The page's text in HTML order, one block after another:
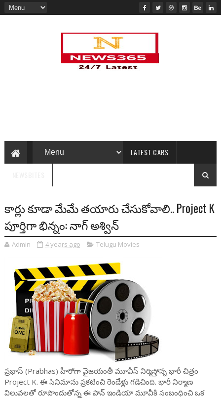
LATEST CARS
కార్లు కూడా మేమే తయారు చేసుకోవాలి.. Project K
పూర్తిగా భిన్నం: నాగ్ అశ్విన్
Admin 4 years ago Telugu Movies
ప్రభాస్ (Prabhas) హీరోగా వైజయంతీ మూవీస్ నిర్మిస్తోన్న భారీ చిత్రం
Project K. ఈ సినిమాను ప్రకటించి రెండేళ్లు గడిచింది. భారీ నిర్మాణ
విలువలతో రూపొందుతోన్న ఈ పాన్ ఇండియా మూవీకి సంబంధించి ఒక